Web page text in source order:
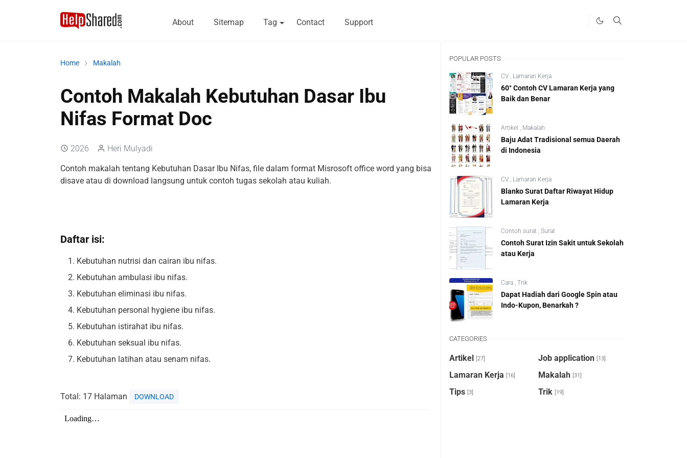
About Sitemap Tag Contact Support
Home Makalah
Contoh Makalah Kebutuhan Dasar Ibu
Nifas Format Doc
2026 Heri Mulyadi
Contoh makalah tentang Kebutuhan Dasar Ibu Nifas, file dalam format Misrosoft office word yang bisa
disave atau di download langsung untuk contoh tugas sekolah atau kuliah.
Daftar isi:
Kebutuhan nutrisi dan cairan ibu nifas.
Kebutuhan ambulasi ibu nifas.
Kebutuhan eliminasi ibu nifas.
Kebutuhan personal hygiene ibu nifas.
Kebutuhan istirahat ibu nifas.
Kebutuhan seksual ibu nifas.
Kebutuhan latihan atau senam nifas.
Total: 17 Halaman DOWNLOAD
POPULAR POSTS
CV , Lamaran Kerja
60⁺ Contoh CV Lamaran Kerja yang
Baik dan Benar
Artikel , Makalah
Baju Adat Tradisional semua Daerah
di Indonesia
CV , Lamaran Kerja
Blanko Surat Daftar Riwayat Hidup
Lamaran Kerja
Contoh surat , Surat
Contoh Surat Izin Sakit untuk Sekolah
atau Kerja
Cara , Trik
Dapat Hadiah dari Google Spin atau
Indo-Kupon, Benarkah ?
CATEGORIES
Artikel [27] Job application [13]
Lamaran Kerja [16] Makalah [31]
Tips [3] Trik [19]